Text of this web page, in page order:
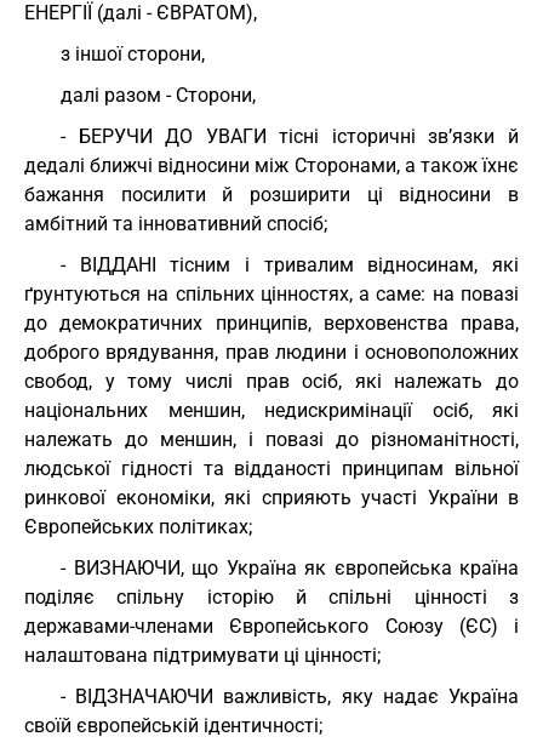
ЕНЕРГІЇ (далі - ЄВРАТОМ),
з іншої сторони,
далі разом - Сторони,
- БЕРУЧИ ДО УВАГИ тісні історичні зв’язки й
дедалі ближчі відносини між Сторонами, а також їхнє
бажання посилити й розширити ці відносини в
амбітний та інновативний спосіб;
- ВІДДАНІ тісним і тривалим відносинам, які
ґрунтуються на спільних цінностях, а саме: на повазі
до демократичних принципів, верховенства права,
доброго врядування, прав людини і основоположних
свобод, у тому числі прав осіб, які належать до
національних меншин, недискримінації осіб, які
належать до меншин, і повазі до різноманітності,
людської гідності та відданості принципам вільної
ринкової економіки, які сприяють участі України в
Європейських політиках;
- ВИЗНАЮЧИ, що Україна як європейська країна
поділяє спільну історію й спільні цінності з
державами-членами Європейського Союзу (ЄС) і
налаштована підтримувати ці цінності;
- ВІДЗНАЧАЮЧИ важливість, яку надає Україна
своїй європейській ідентичності;